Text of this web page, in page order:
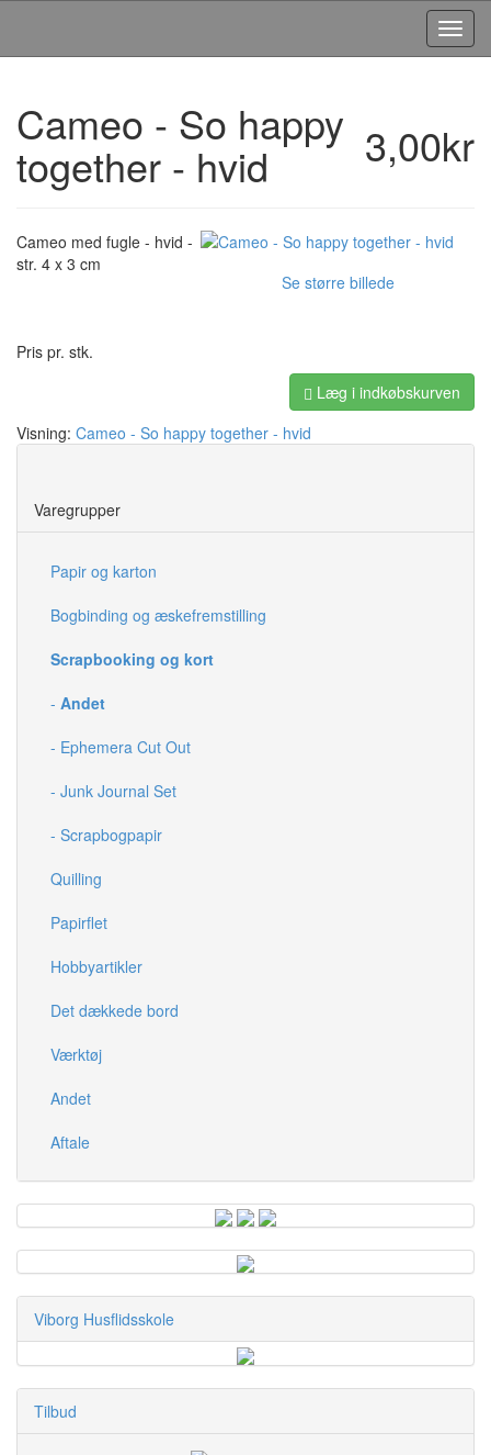
3,00kr
Cameo - So happy
together - hvid
Se større billede
Cameo med fugle - hvid -
str. 4 x 3 cm
Pris pr. stk.
Læg i indkøbskurven
Visning: Cameo - So happy together - hvid
Varegrupper
Papir og karton
Bogbinding og æskefremstilling
Scrapbooking og kort
- Andet
- Ephemera Cut Out
- Junk Journal Set
- Scrapbogpapir
Quilling
Papirflet
Hobbyartikler
Det dækkede bord
Værktøj
Andet
Aftale
Viborg Husflidsskole
Tilbud